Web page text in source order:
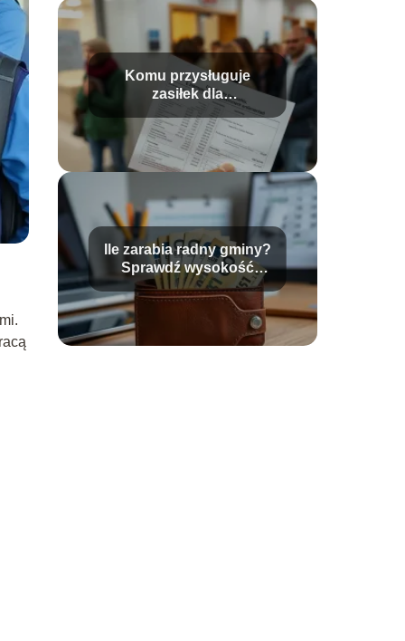
Komu przysługuje
zasiłek dla
bezrobotnych?
Wysokość i warunki
Ile zarabia radny gminy?
Sprawdź wysokość
diety radnego!